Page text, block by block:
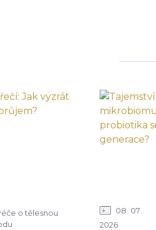
o tělesnou
08 07
2026